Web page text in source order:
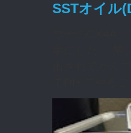
SSTオイル